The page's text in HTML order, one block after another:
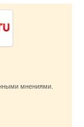
мнениями.